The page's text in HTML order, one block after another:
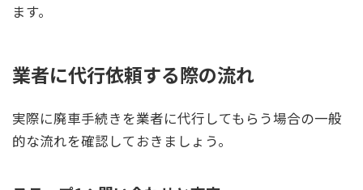
ます。
業者に代行依頼する際の流れ
実際に廃車手続きを業者に代行してもらう場合の一般
的な流れを確認しておきましょう。